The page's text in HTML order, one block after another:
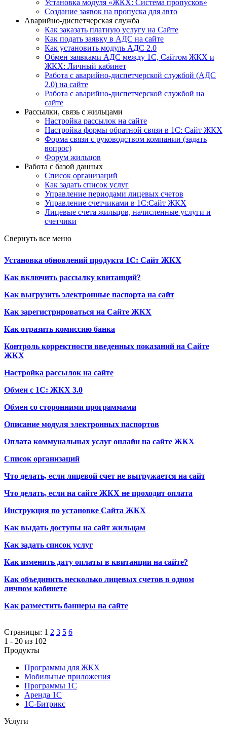
Установка модуля «ЖКХ: Система пропусков»
Создание заявок на пропуска для авто
Аварийно-диспетчерская служба
Как заказать платную услугу на Сайте
Как подать заявку в АДС на сайте
Как установить модуль АДС 2.0
Обмен заявками АДС между 1С, Сайтом ЖКХ и
ЖКХ: Личный кабинет
Работа с аварийно-диспетчерской службой (АДС
2.0) на сайте
Работа с аварийно-диспетчерской службой на
сайте
Рассылки, связь с жильцами
Настройка рассылок на сайте
Настройка формы обратной связи в 1С: Сайт ЖКХ
Форма связи с руководством компании (задать
вопрос)
Форум жильцов
Работа с базой данных
Список организаций
Как задать список услуг
Управление периодами лицевых счетов
Управление счетчиками в 1С:Сайт ЖКХ
Лицевые счета жильцов, начисленные услуги и
счетчики
Свернуть все меню
Установка обновлений продукта 1С: Сайт ЖКХ
Как включить рассылку квитанций?
Как выгрузить электронные паспорта на сайт
Как зарегистрироваться на Сайте ЖКХ
Как отразить комиссию банка
Контроль корректности введенных показаний на Сайте
ЖКХ
Настройка рассылок на сайте
Обмен с 1С: ЖКХ 3.0
Обмен со сторонними программами
Описание модуля электронных паспортов
Оплата коммунальных услуг онлайн на сайте ЖКХ
Список организаций
Что делать, если лицевой счет не выгружается на сайт
Что делать, если на сайте ЖКХ не проходит оплата
Инструкция по установке Сайта ЖКХ
Как выдать доступы на сайт жильцам
Как задать список услуг
Как изменить дату оплаты в квитанции на сайте?
Как объединить несколько лицевых счетов в одном
личном кабинете
Как разместить баннеры на сайте
Страницы: 1 2 3 5 6
1 - 20 из 102
Продукты
Программы для ЖКХ
Мобильные приложения
Программы 1С
Аренда 1С
1С-Битрикс
Услуги